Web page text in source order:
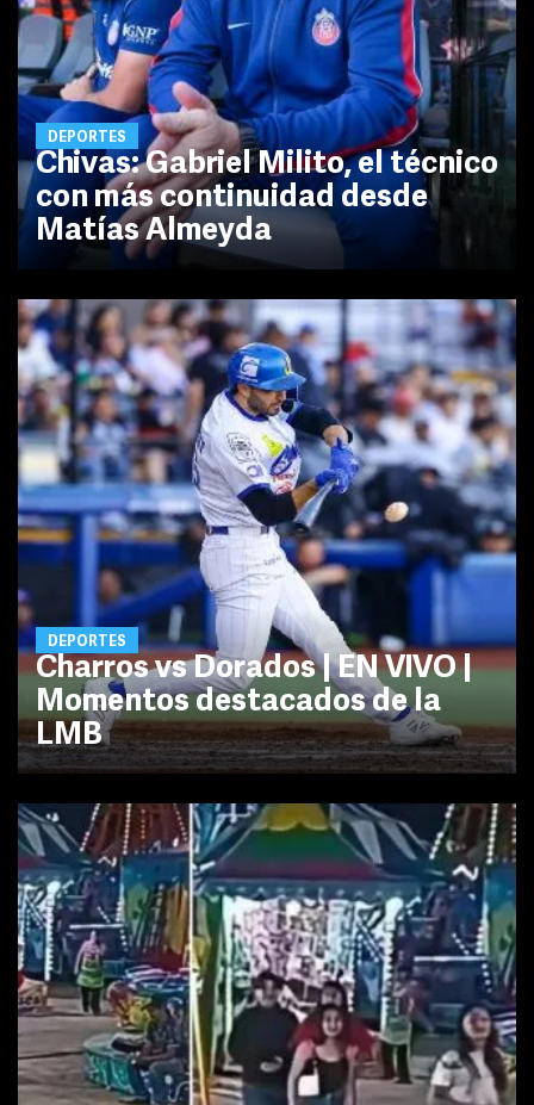
DEPORTES
Chivas: Gabriel Milito, el técnico
con más continuidad desde
Matías Almeyda
DEPORTES
Charros vs Dorados | EN VIVO |
Momentos destacados de la
LMB